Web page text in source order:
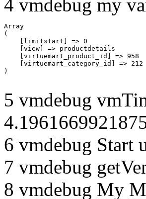
4 vmdebug my
Array
(
    [limitstart] => 0
    [view] => productdetails
    [virtuemart_product_id] => 958
    [virtuemart_category_id] => 212
5 vmdebug
6 vmdebug Start
7 vmdebug
8 vmdebug My